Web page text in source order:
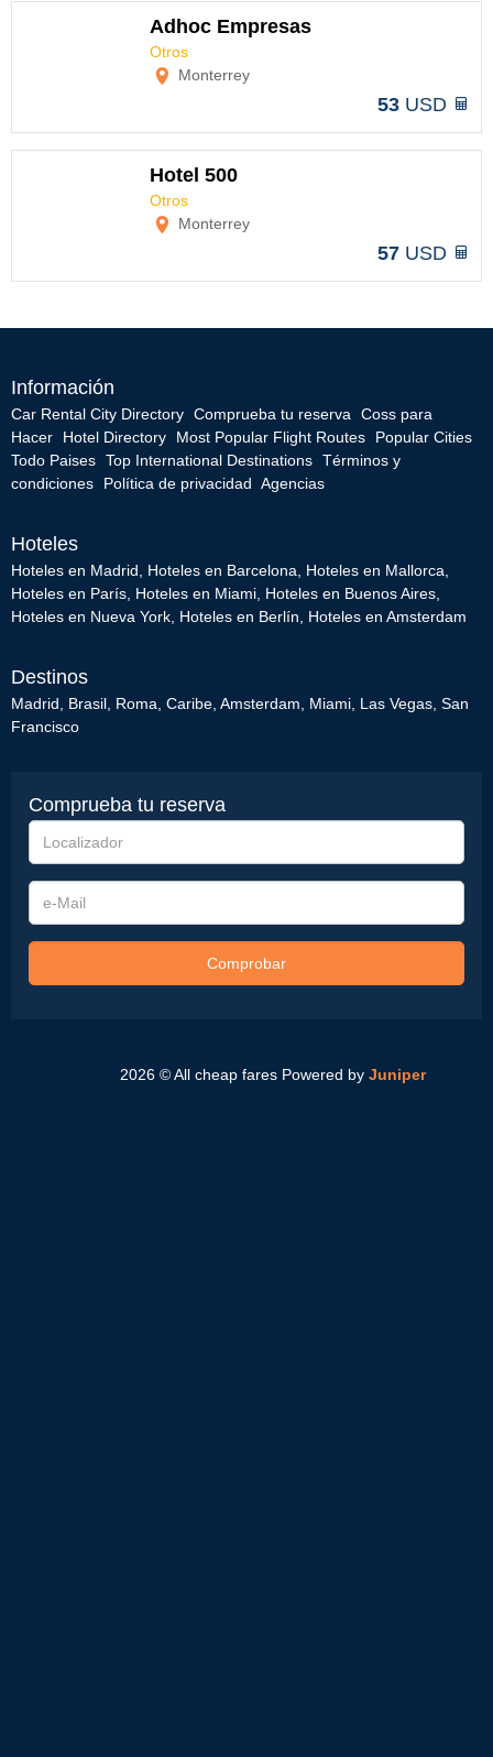
Adhoc Empresas
Otros
Monterrey
53 USD
Hotel 500
Otros
Monterrey
57 USD
Información
Car Rental City Directory Comprueba tu reserva
Coss para
Hacer
Hotel Directory Most Popular Flight Routes
Popular Cities
Todo Paises Top International Destinations Términos y
condiciones
Política de privacidad Agencias
Hoteles
Hoteles en Madrid Hoteles en Barcelona Hoteles en Mallorca
Hoteles en París Hoteles en Miami Hoteles en Buenos Aires
Hoteles en Nueva York Hoteles en Berlín Hoteles en Amsterdam
Destinos
Madrid Brasil Roma Caribe Amsterdam Miami Las Vegas San
Francisco
Comprueba tu reserva
Localizador
e-
Mail
Comprobar
2026 © All cheap fares Powered by Juniper